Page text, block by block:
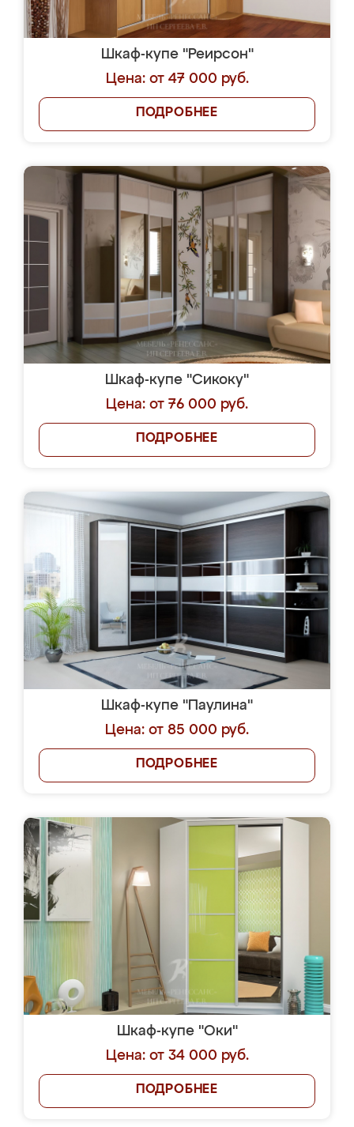
Шкаф-купе "Реирсон"
Цена: от 47 000 руб.
ПОДРОБНЕЕ
Шкаф-купе "Сикоку"
Цена: от 76 000 руб.
ПОДРОБНЕЕ
Шкаф-купе "Паулина"
Цена: от 85 000 руб.
ПОДРОБНЕЕ
Шкаф-купе "Оки"
Цена: от 34 000 руб.
ПОДРОБНЕЕ